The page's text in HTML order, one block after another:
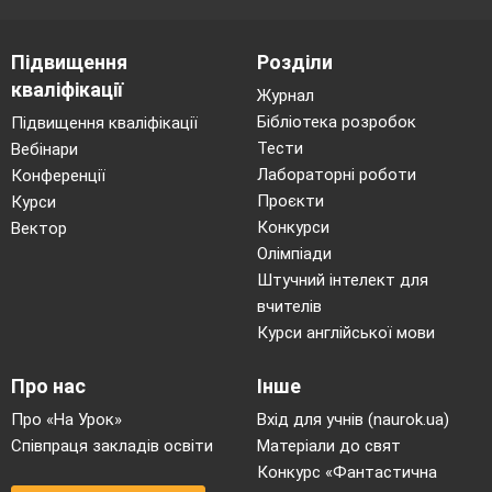
♦
Як закликала весну пташечка, яка сіла на
віконечко?
Учні виходять із класу під музичний
супровід («Пісня жайворонка»
П. Чайковського).
Підвищення
кваліфікації
Підвищення кваліфікації
Вебінари
Конференції
Курси
Вектор
Розділи
Журнал
Бібліотека розробок
Тести
Лабораторні роботи
Проєкти
Конкурси
Олімпіади
Штучний інтелект для
вчителів
Курси англійської мови
Про нас
Про «На Урок»
Співпраця закладів освіти
Інше
Вхід для учнів (naurok.ua)
Матеріали до свят
Конкурс «Фантастична